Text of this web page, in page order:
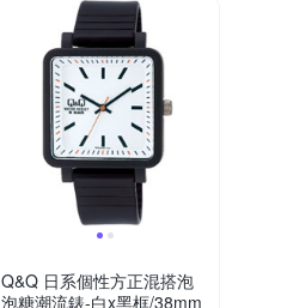
Q&Q 日系個性方正混搭泡
泡糖潮流錶-白x黑框/38mm